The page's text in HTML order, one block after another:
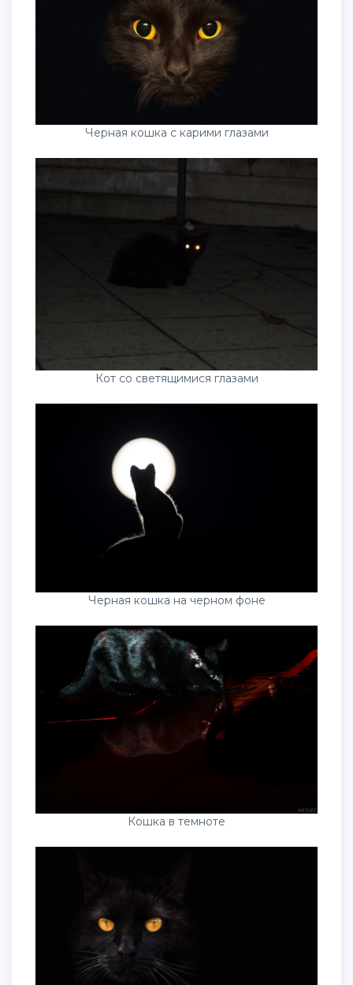
Черная кошка с карими глазами
Кот со светящимися глазами
Черная кошка на черном фоне
Кошка в темноте